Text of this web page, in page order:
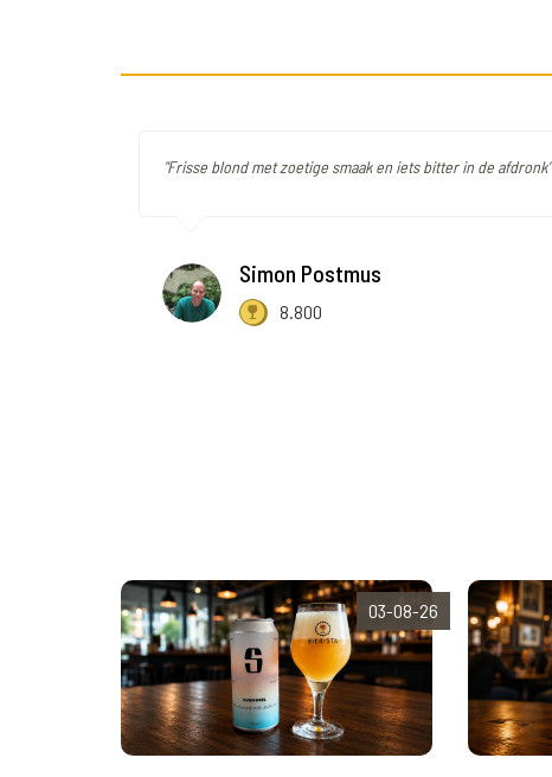
"Frisse blond met zoetige smaak en iets bitter in de afdronk"
Simon Postmus
8.800
03-08-26